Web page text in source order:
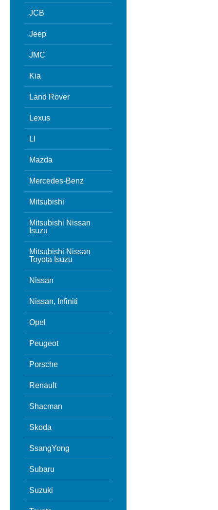
JCB
Jeep
JMC
Kia
Land Rover
Lexus
LI
Mazda
Mercedes-Benz
Mitsubishi
Mitsubishi Nissan
Isuzu
Mitsubishi Nissan
Toyota Isuzu
Nissan
Nissan, Infiniti
Opel
Peugeot
Porsche
Renault
Shacman
Skoda
SsangYong
Subaru
Suzuki